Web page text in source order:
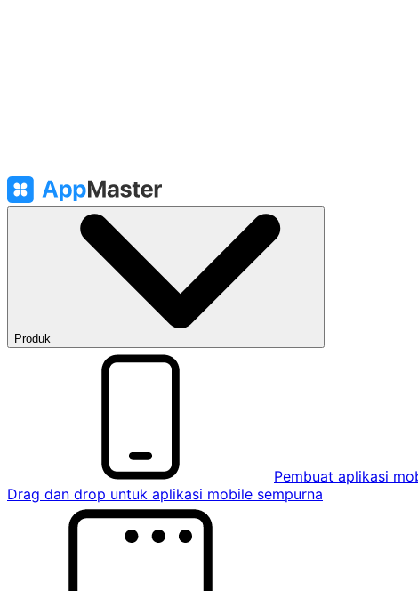
Produk
Pembuat aplikasi
Drag dan drop untuk aplikasi mobile sempurna